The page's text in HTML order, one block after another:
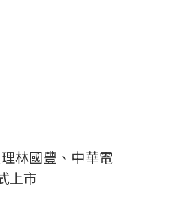
林國豐、中華電
上市